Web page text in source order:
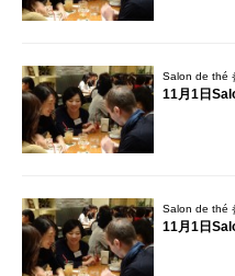
Salon de thé
11月1日
Salon de thé
11月1日